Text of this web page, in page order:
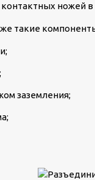
ножей в
такие
заземления;